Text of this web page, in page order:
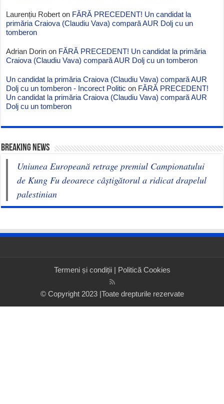
Laurențiu Robert on FĂRĂ PRECEDENT! Un candidat la
primăria Craiova (Claudiu Vava) compară AUR Dolj cu un
tomberon
Adrian Dorin on FĂRĂ PRECEDENT! Un candidat la primăria
Craiova (Claudiu Vava) compară AUR Dolj cu un tomberon
Un candidat la primăria Craiova (Claudiu Vava) compară AUR
Dolj cu un tomberon - Incorect Politic on FĂRĂ PRECEDENT!
Un candidat la primăria Craiova (Claudiu Vava) compară AUR
Dolj cu un tomberon
BREAKING NEWS
Uniunea Europeană retrage premiul Campionatului
de Kung Fu deoarece câștigătorul a ridicat drapelul
palestinian
Termeni și condiții| Politică Cookies
© Copyright 2023 |Toate drepturile rezervate